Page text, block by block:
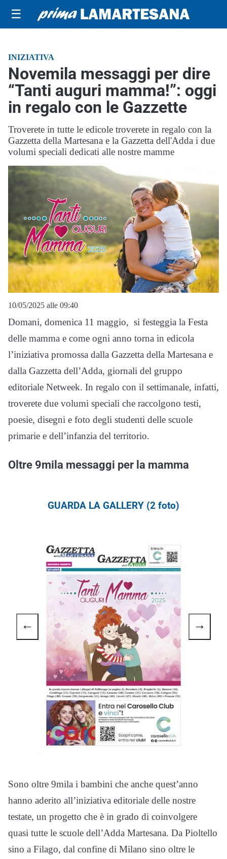
☰
INIZIATIVA
Novemila messaggi per dire
“Tanti auguri mamma!”: oggi
in regalo con le Gazzette
Troverete in tutte le edicole troverete in regalo con la
Gazzetta della Martesana e la Gazzetta dell'Adda i due
volumi speciali dedicati alle nostre mamme
10/05/2025 alle 09:40
Domani, domenica 11 maggio, si festeggia la Festa
delle mamma e come ogni anno torna in edicola
l’iniziativa promossa dalla Gazzetta della Martesana e
dalla Gazzetta dell’Adda, giornali del gruppo
editoriale Netweek. In regalo con il settimanale, infatti,
troverete due volumi speciali che raccolgono testi,
poesie, disegni e foto degli studenti delle scuole
primarie e dell’infanzia del territorio.
Oltre 9mila messaggi per la mamma
GUARDA LA GALLERY (2 foto)
← →
Sono oltre 9mila i bambini che anche quest’anno
hanno aderito all’iniziativa editoriale delle nostre
testate, un progetto che è in grado di coinvolgere
quasi tutte le scuole dell’Adda Martesana. Da Pioltello
sino a Filago, dal confine di Milano sino oltre le